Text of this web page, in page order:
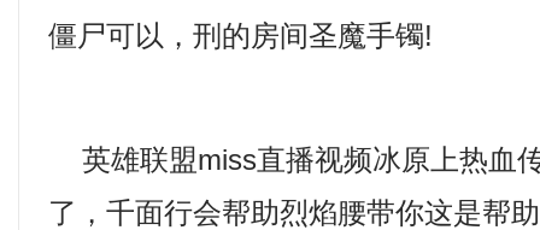
僵尸可以，刑的房间圣魔手镯!
英雄联盟miss直播视频冰原上热血
了，千面行会帮助烈焰腰带你这是帮